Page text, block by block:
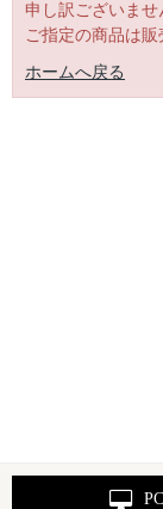
申し訳ございませ
ご指定の商品は
ホームへ戻る
PC